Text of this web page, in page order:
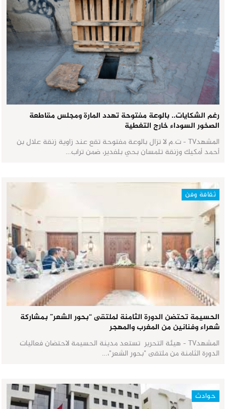
رغم الشكايات.. بالوعة مفتوحة تهدد المارة ومجلس مقاطعة
الصخور السوداء خارج التغطية
المشهدTV - ت.م لا تزال بالوعة مفتوحة تقع عند زاوية زنقة علال بن
أحمد أمكيك وزنقة تلمسان بحي بلفدير، ضمن تراب…
ثقافة وفن
الحسيمة تحتضن الدورة الثامنة لملتقى “بحور الشعر” بمشاركة
شعراء وفنانين من المغرب والمهجر
المشهدTV - هيئة التحرير تستعد مدينة الحسيمة لاحتضان فعاليات
الدورة الثامنة من ملتقى "بحور الشعر"،…
حوادث